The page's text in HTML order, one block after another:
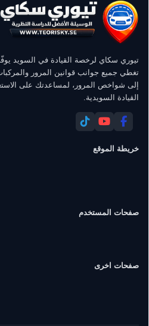
تيوري سكاي لرخصة القيادة في السويد
تغطي جميع جوانب قوانين المرور
إلى شواخص المرور، لمساعدتك على
القيادة السويدية.
خريطة الموقع
صفحات المستخدم
صفحات اخرى